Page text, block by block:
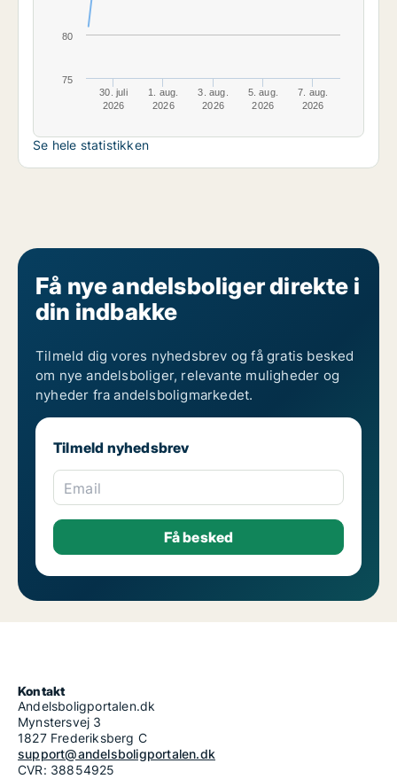
30. juli
2026
1. aug.
2026
3. aug.
2026
5. aug.
2026
7. aug.
2026
75
80
Se hele statistikken
Få nye andelsboliger direkte i
din indbakke
Tilmeld dig vores nyhedsbrev og få gratis besked
om nye andelsboliger, relevante muligheder og
nyheder fra andelsboligmarkedet.
Tilmeld nyhedsbrev
Email
Kontakt
Andelsboligportalen.dk
Mynstersvej 3
1827 Frederiksberg C
support@andelsboligportalen.dk
CVR: 38854925